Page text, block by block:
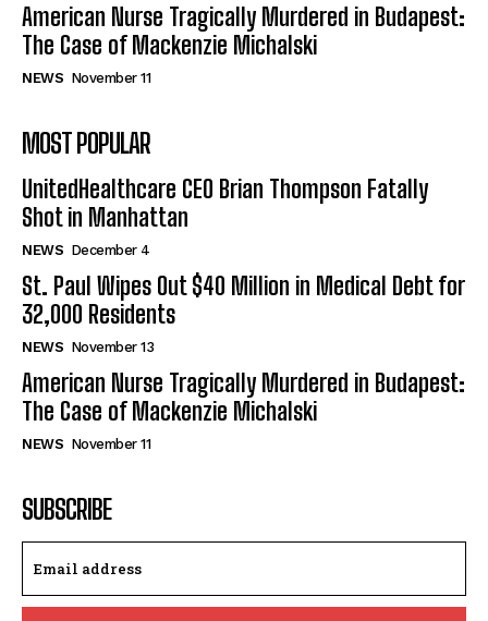
American Nurse Tragically Murdered in Budapest:
The Case of Mackenzie Michalski
NEWS November 11
MOST POPULAR
UnitedHealthcare CEO Brian Thompson Fatally
Shot in Manhattan
NEWS December 4
St. Paul Wipes Out $40 Million in Medical Debt for
32,000 Residents
NEWS November 13
American Nurse Tragically Murdered in Budapest:
The Case of Mackenzie Michalski
NEWS November 11
SUBSCRIBE